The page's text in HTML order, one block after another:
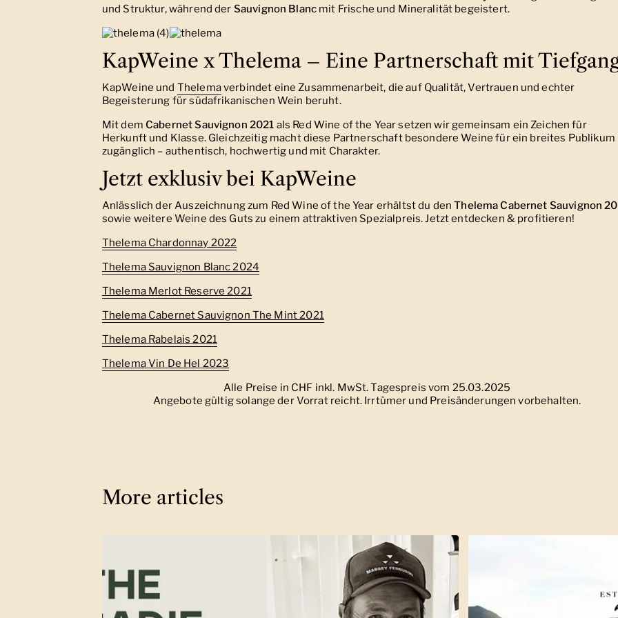
und Struktur, während der Sauvignon Blanc mit Frische und Mineralität begeistert.
KapWeine x Thelema – Eine Partnerschaft mit
KapWeine und Thelemaverbindet eine Zusammenarbeit, die auf Qualität, Vertrauen und echter
Begeisterung für südafrikanischen Wein beruht.
Mit demCabernet Sauvignon 2021 als Red Wine of the Year setzen wir gemeinsam ein Zeichen für
Herkunft und Klasse. Gleichzeitig macht diese Partnerschaft besondere Weine für ein breites Publikum
zugänglich – authentisch, hochwertig und mit Charakter.
Jetzt exklusiv bei KapWeine
Anlässlich der Auszeichnung zum Red Wine of the Year erhältst du denThelema Cabernet Sauvignon
sowie weitere Weine des Guts zu einem attraktiven Spezialpreis. Jetzt entdecken & profitieren!
Thelema Chardonnay 2022
Thelema Sauvignon Blanc 2024
Thelema Merlot Reserve 2021
Thelema Cabernet Sauvignon The Mint 2021
Thelema Rabelais 2021
Thelema Vin De Hel 2023
Alle Preise in CHF inkl. MwSt. Tagespreis vom 25.03.2025
Angebote gültig solange der Vorrat reicht. Irrtümer und Preisänderungen vorbehalten.
More articles